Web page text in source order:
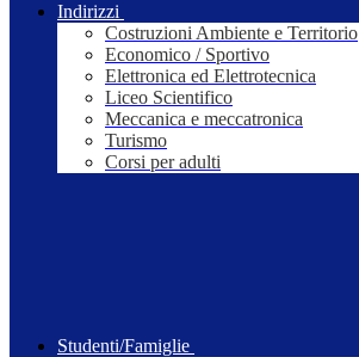
Indirizzi
Costruzioni Ambiente e Territorio
Economico / Sportivo
Elettronica ed Elettrotecnica
Liceo Scientifico
Meccanica e meccatronica
Turismo
Corsi per adulti
Studenti/Famiglie